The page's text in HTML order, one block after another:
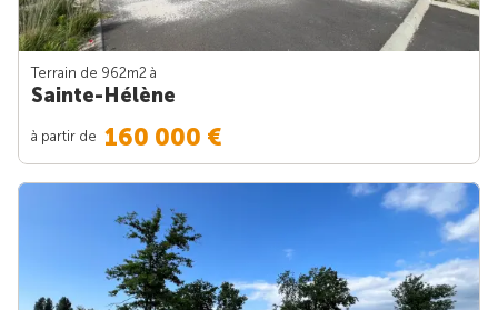
Terrain de 962m2 à
Sainte-Hélène
à partir de 160 000 €